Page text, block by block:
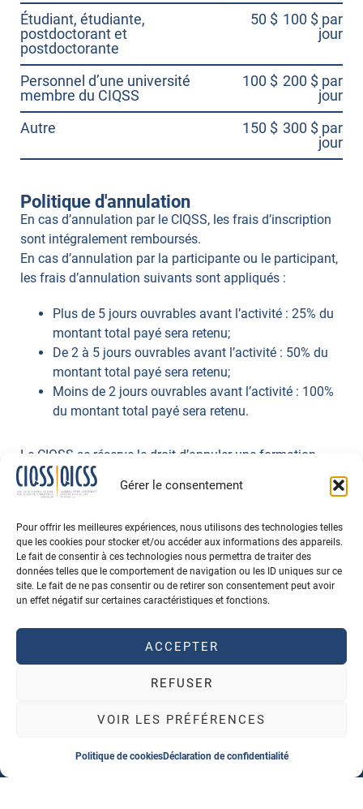
Gérer le consentement
Pour offrir les meilleures expériences, nous utilisons des technologies telles
que les cookies pour stocker et/ou accéder aux informations des appareils.
Le fait de consentir à ces technologies nous permettra de traiter des
données telles que le comportement de navigation ou les ID uniques sur ce
site. Le fait de ne pas consentir ou de retirer son consentement peut avoir
un effet négatif sur certaines caractéristiques et fonctions.
ACCEPTER
REFUSER
VOIR LES PRÉFÉRENCES
Politique de cookiesDéclaration de confidentialité
Étudiant, étudiante,
postdoctorant et
postdoctorante
50 $ 100 $ par
jour
Personnel d’une université
membre du CIQSS
100 $ 200 $ par
jour
Autre
150 $ 300 $ par
jour
Politique d'annulation
En cas d’annulation par le CIQSS, les frais d’inscription
sont intégralement remboursés.
En cas d’annulation par la participante ou le participant,
les frais d’annulation suivants sont appliqués :
Plus de 5 jours ouvrables avant l’activité : 25% du
montant total payé sera retenu;
De 2 à 5 jours ouvrables avant l’activité : 50% du
montant total payé sera retenu;
Moins de 2 jours ouvrables avant l’activité : 100%
du montant total payé sera retenu.
Le CIQSS se réserve le droit d’annuler une formation.
Dans ce cas, la responsabilité du CIQSS se limite au
remboursement des frais d’inscription correspondants
Toute annulation doit être faite par écrit à
formations@ciqss.umontreal.ca.
CONCERNANT LES FORMATIONS EN LIGNE:
seulement et ne sont pas enregistrées. Aucun
remboursement ne sera accordé en cas d’absence.